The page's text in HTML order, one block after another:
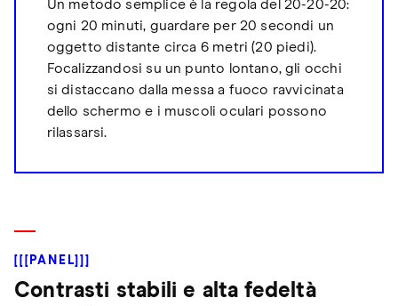
Un metodo semplice è la regola del 20-20-20:
ogni 20 minuti, guardare per 20 secondi un
oggetto distante circa 6 metri (20 piedi).
Focalizzandosi su un punto lontano, gli occhi
si distaccano dalla messa a fuoco ravvicinata
dello schermo e i muscoli oculari possono
rilassarsi.
[[[PANEL]]]
Contrasti stabili e alta fedeltà